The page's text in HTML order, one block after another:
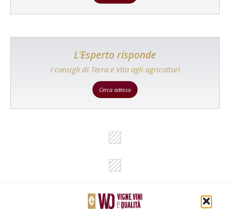
L'Esperto risponde
I consigli di Terra e Vita agli agricoltori
Cerca adesso